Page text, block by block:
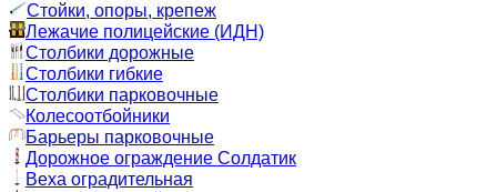
Стойки, опоры, крепеж
Лежачие полицейские (ИДН)
Столбики дорожные
Столбики гибкие
Столбики парковочные
Колесоотбойники
Барьеры парковочные
Дорожное ограждение Солдатик
Веха оградительная